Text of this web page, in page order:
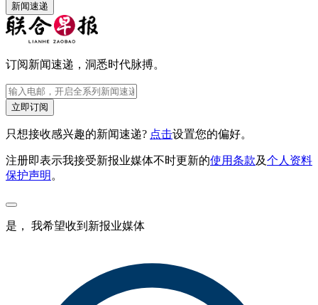
新闻速递
订阅新闻速递，洞悉时代脉搏。
立即订阅
只想接收感兴趣的新闻速递? 点击设置您的偏好。
注册即表示我接受新报业媒体不时更新的使用条款及个人资料
保护声明 。
是， 我希望收到新报业媒体